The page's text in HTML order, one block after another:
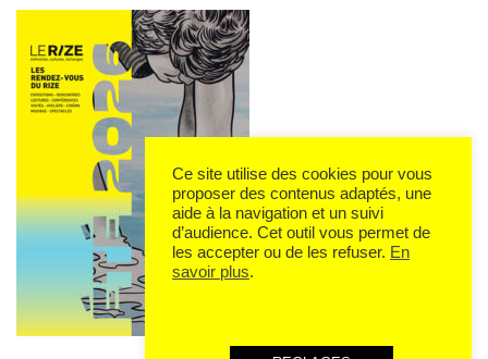
Ce site utilise des cookies pour vous
proposer des contenus adaptés, une
aide à la navigation et un suivi
d’audience. Cet outil vous permet de
les accepter ou de les refuser. En
savoir plus.